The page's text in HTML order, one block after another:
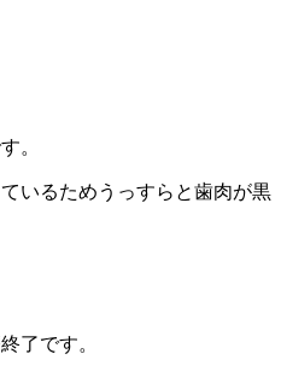
。
いるためうっすらと歯肉が黒
了です。